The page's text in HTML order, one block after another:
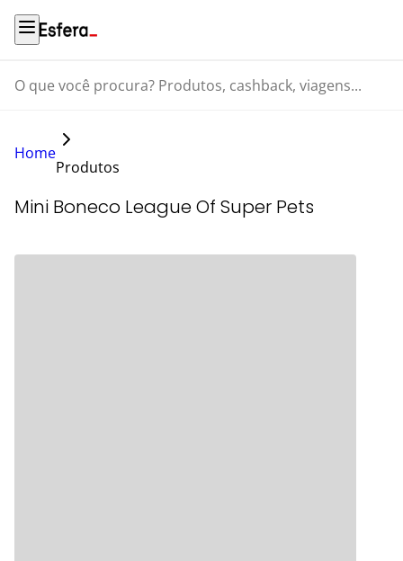
O que você procura? Produtos, cashback, viagens...
Home
Produtos
Mini Boneco League Of Super Pets